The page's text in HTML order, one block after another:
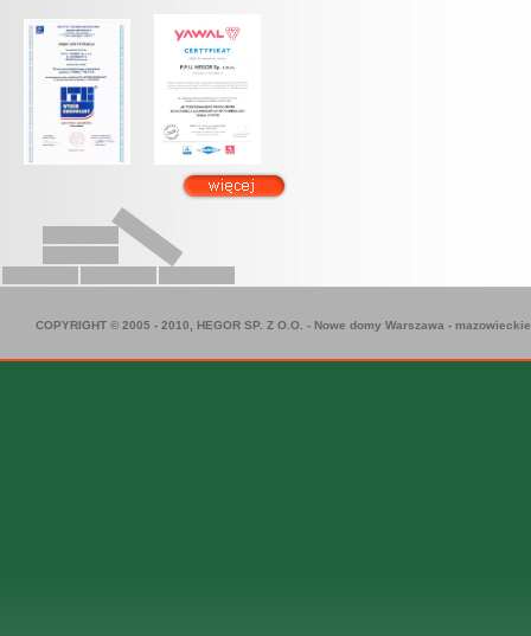
COPYRIGHT © 2005 - 2010, HEGOR SP. Z O.O. - Nowe domy Warszawa - mazowieckie